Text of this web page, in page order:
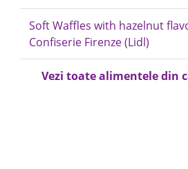
Soft Waffles with hazelnut
Confiserie Firenze (Lidl)
Vezi toate alimentele din